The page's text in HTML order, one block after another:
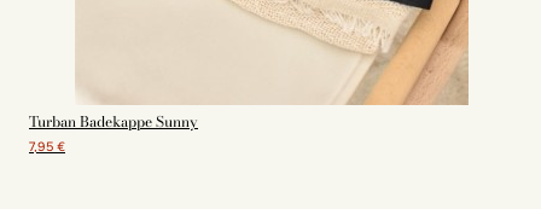
Turban Badekappe Sunny
7,95 €